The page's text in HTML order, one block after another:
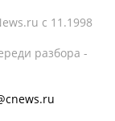
c 11.1998
разбора -